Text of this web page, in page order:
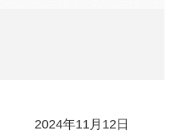
2024年11月12日